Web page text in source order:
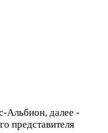
Альбион, далее -
представителя